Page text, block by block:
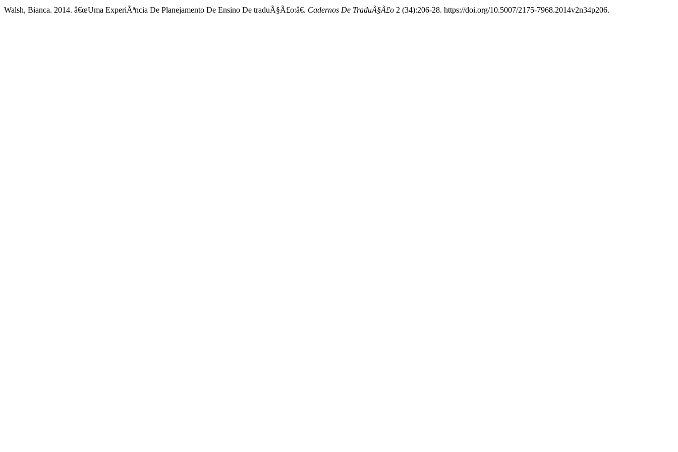
Walsh, Bianca. 2014. â€œUma ExperiÃªncia De Planejamento De Ensino De traduÃ§Ã£o:â€. Cadernos De TraduÃ§Ã£o 2 (34):206-28. https://doi.org/10.5007/2175-7968.2014v2n34p206.